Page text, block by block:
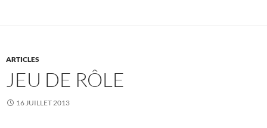
ARTICLES
JEU DE RÔLE
16 JUILLET 2013